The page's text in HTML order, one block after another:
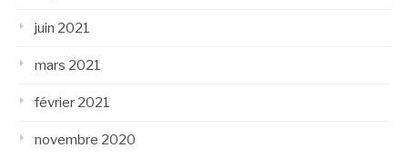
juin 2021
mars 2021
février 2021
novembre 2020